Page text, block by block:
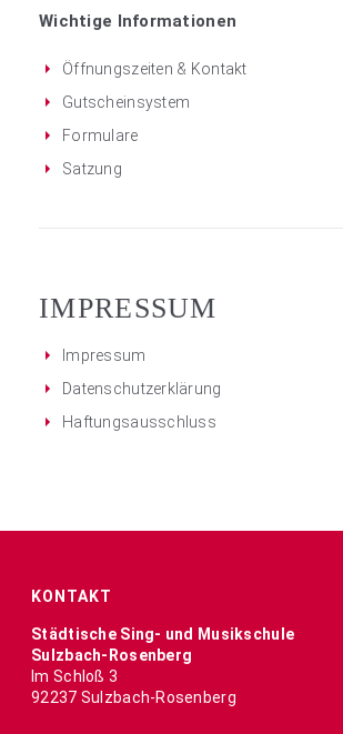
Wichtige Informationen
Öffnungszeiten & Kontakt
Gutscheinsystem
Formulare
Satzung
IMPRESSUM
Impressum
Datenschutzerklärung
Haftungsausschluss
KONTAKT
Städtische Sing- und Musikschule
Sulzbach-Rosenberg
Im Schloß 3
92237 Sulzbach-Rosenberg